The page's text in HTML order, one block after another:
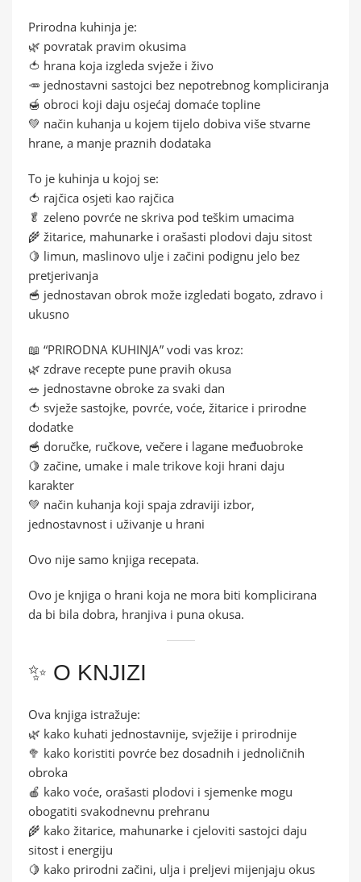
Prirodna kuhinja je:
🌿 povratak pravim okusima
🍅 hrana koja izgleda svježe i živo
🥕 jednostavni sastojci bez nepotrebnog kompliciranja
🍯 obroci koji daju osjećaj domaće topline
💚 način kuhanja u kojem tijelo dobiva više stvarne
hrane, a manje praznih dodataka
To je kuhinja u kojoj se:
🍅 rajčica osjeti kao rajčica
🥬 zeleno povrće ne skriva pod teškim umacima
🌾 žitarice, mahunarke i orašasti plodovi daju sitost
🍋 limun, maslinovo ulje i začini podignu jelo bez
pretjerivanja
🥣 jednostavan obrok može izgledati bogato, zdravo i
ukusno
📖 “PRIRODNA KUHINJA” vodi vas kroz:
🌿 zdrave recepte pune pravih okusa
🥗 jednostavne obroke za svaki dan
🍅 svježe sastojke, povrće, voće, žitarice i prirodne
dodatke
🥣 doručke, ručkove, večere i lagane međuobroke
🍋 začine, umake i male trikove koji hrani daju
karakter
💚 način kuhanja koji spaja zdraviji izbor,
jednostavnost i uživanje u hrani
Ovo nije samo knjiga recepata.
Ovo je knjiga o hrani koja ne mora biti komplicirana
da bi bila dobra, hranjiva i puna okusa.
✨ O KNJIZI
Ova knjiga istražuje:
🌿 kako kuhati jednostavnije, svježije i prirodnije
🥦 kako koristiti povrće bez dosadnih i jednoličnih
obroka
🍎 kako voće, orašasti plodovi i sjemenke mogu
obogatiti svakodnevnu prehranu
🌾 kako žitarice, mahunarke i cjeloviti sastojci daju
sitost i energiju
🍋 kako prirodni začini, ulja i preljevi mijenjaju okus